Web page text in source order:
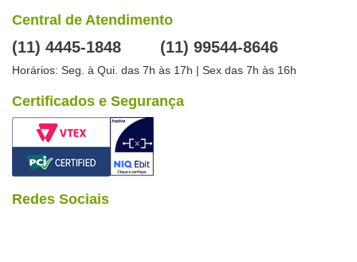
Central de Atendimento
(11) 4445-1848 (11) 99544-8646
Horários: Seg. à Qui. das 7h às 17h | Sex das 7h às 16h
Certificados e Segurança
Redes Sociais